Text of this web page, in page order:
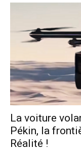
La voiture
Pékin, la
Réalité !